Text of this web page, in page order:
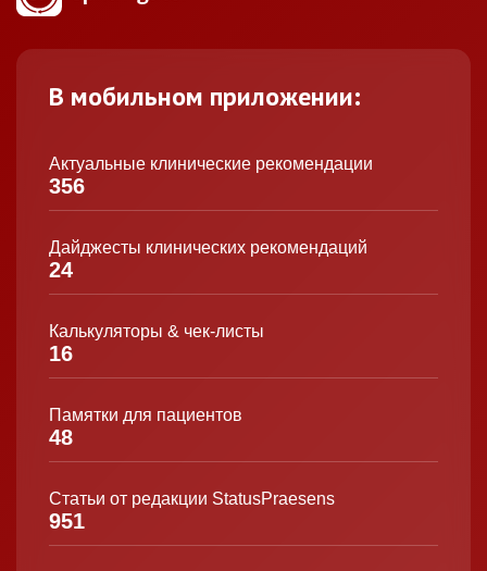
В мобильном приложении:
Актуальные клинические рекомендации
356
Дайджесты клинических рекомендаций
24
Калькуляторы & чек-листы
16
Памятки для пациентов
48
Статьи от редакции StatusPraesens
951